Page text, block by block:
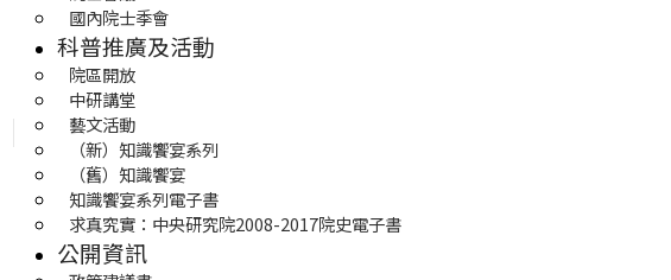
國內院士季會
科普推廣及活動
院區開放
中研講堂
藝文活動
（新）知識饗宴系列
（舊）知識饗宴
知識饗宴系列電子書
求真究實：中央研究院2008-2017院史電子書
公開資訊